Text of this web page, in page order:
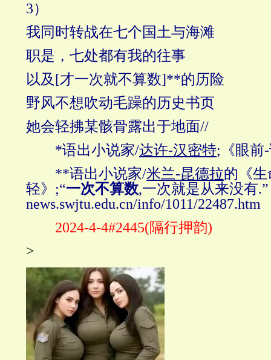
3）
我同时转战在七个国土与海滩
职是，七处都有我的往事
以及[才一次就不算数]**的历险
野风不想吹动毛躁的历史书页
她会轻拂某骸骨露出于地面//
*语出小说家/达许-汉密特;《眼前
**语出小说家/米兰-昆德拉的《
轻》;“一次不算数,一次就是从来没有
news.swjtu.edu.cn/info/1011/22487.htm
2024-4-4#2445(隔行押韵)
>